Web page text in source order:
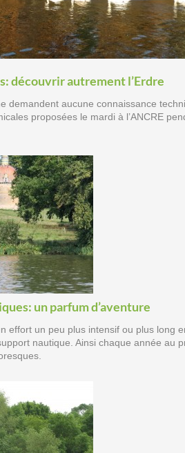
découvrir autrement l’Erdre
demandent aucune connaissance
proposées le mardi à l’ANCRE
un parfum d’aventure
effort un peu plus intensif ou plus long
nautique. Ainsi chaque année au